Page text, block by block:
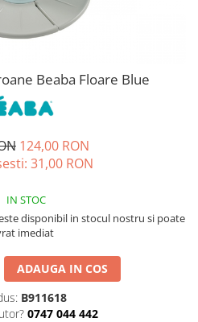
Beaba Floare Blue
124,00 RON
31,00 RON
IN STOC
disponibil in stocul nostru si poate
imediat
ADAUGA IN COS
B911618
0747 044 442